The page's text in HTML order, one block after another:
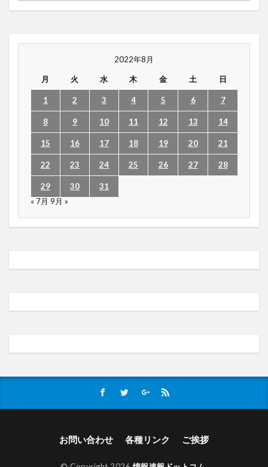
2022年8月
月 火 水 木 金 土 日
1 2 3 4 5 6 7
8 9 10 11 12 13 14
15 16 17 18 19 20 21
22 23 24 25 26 27 28
29 30
31
« 7月 9月 »
お問い合わせ 各種リンク ご挨拶